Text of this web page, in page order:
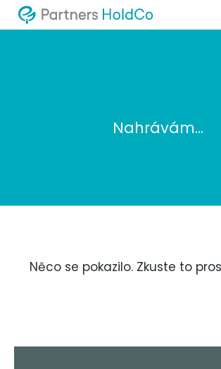
Nahrávám...
Něco se pokazilo. Zkuste to